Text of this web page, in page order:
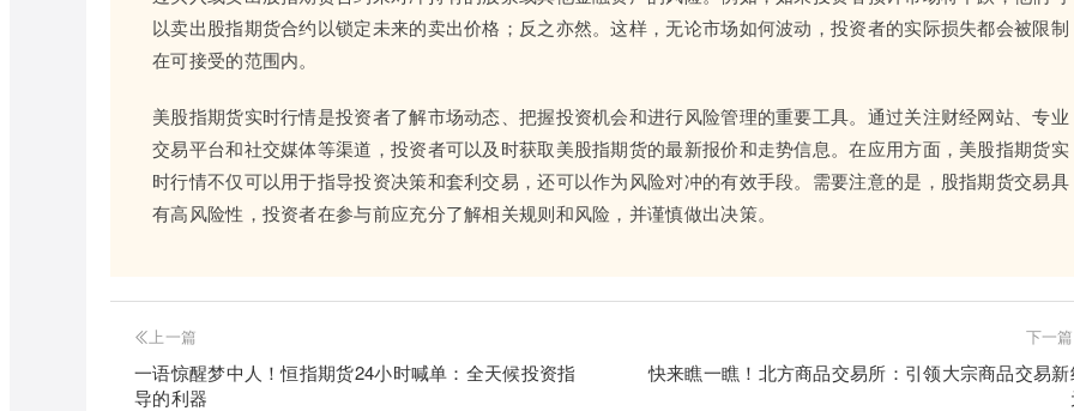
以卖出股指期货合约以锁定未来的卖出价格；反之亦然。这样，无论市场如何波动，投资者的实际损失都会被限制
在可接受的范围内。
美股指期货实时行情是投资者了解市场动态、把握投资机会和进行风险管理的重要工具。通过关注财经网站、专业
交易平台和社交媒体等渠道，投资者可以及时获取美股指期货的最新报价和走势信息。在应用方面，美股指期货实
时行情不仅可以用于指导投资决策和套利交易，还可以作为风险对冲的有效手段。需要注意的是，股指期货交易具
有高风险性，投资者在参与前应充分了解相关规则和风险，并谨慎做出决策。
上一篇
一语惊醒梦中人！恒指期货24小时喊单：全天候投资指
导的利器
下一篇
快来瞧一瞧！北方商品交易所：引领大宗商品交易